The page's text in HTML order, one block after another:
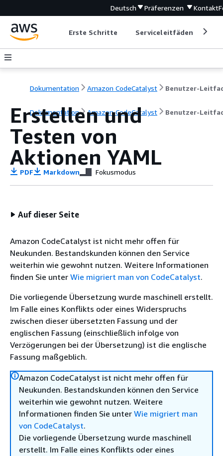
Deutsch Präferenzen Kontakt
Erste Schritte Serviceleitfäden
Dokumentation Amazon CodeCatalyst
Dokumentation Amazon CodeCatalyst Benutzer-
Erstellen und
Testen von
Aktionen YAML
PDF Markdown Fokusmodus
Auf dieser Seite
Amazon CodeCatalyst ist nicht mehr offen für
Neukunden. Bestandskunden können den Service
weiterhin wie gewohnt nutzen. Weitere Informationen
finden Sie unter Wie migriert man von CodeCatalyst.
Die vorliegende Übersetzung wurde maschinell erstellt.
Im Falle eines Konflikts oder eines Widerspruchs
zwischen dieser übersetzten Fassung und der
englischen Fassung (einschließlich infolge von
Verzögerungen bei der Übersetzung) ist die englische
Fassung maßgeblich.
Amazon CodeCatalyst ist nicht mehr offen für
Neukunden. Bestandskunden können den Service
weiterhin wie gewohnt nutzen. Weitere
Informationen finden Sie unter Wie migriert man
von CodeCatalyst.
Die vorliegende Übersetzung wurde maschinell
erstellt. Im Falle eines Konflikts oder eines